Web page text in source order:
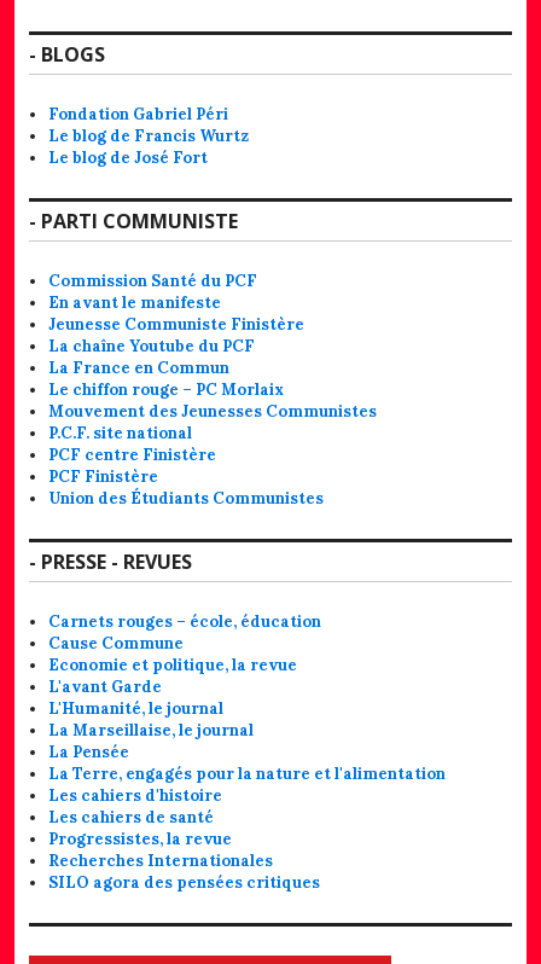
- BLOGS
Fondation Gabriel Péri
Le blog de Francis Wurtz
Le blog de José Fort
- PARTI COMMUNISTE
Commission Santé du PCF
En avant le manifeste
Jeunesse Communiste Finistère
La chaîne Youtube du PCF
La France en Commun
Le chiffon rouge – PC Morlaix
Mouvement des Jeunesses Communistes
P.C.F. site national
PCF centre Finistère
PCF Finistère
Union des Étudiants Communistes
- PRESSE - REVUES
Carnets rouges – école, éducation
Cause Commune
Economie et politique, la revue
L'avant Garde
L'Humanité, le journal
La Marseillaise, le journal
La Pensée
La Terre, engagés pour la nature et l'alimentation
Les cahiers d'histoire
Les cahiers de santé
Progressistes, la revue
Recherches Internationales
SILO agora des pensées critiques